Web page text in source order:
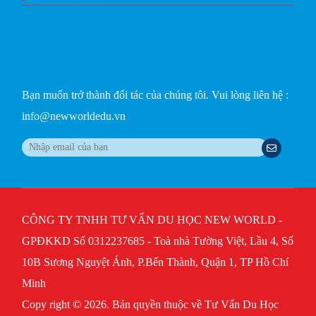
Bạn muốn trở thành đối tác của chúng tôi. Vui lòng liên hệ :
info@newworldedu.vn
CÔNG TY TNHH TƯ VẤN DU HỌC NEW WORLD -
GPĐKKD Số 0312237685 - Toà nhà Tường Việt, Lầu 4, Số
10B Sương Nguyệt Ánh, P.Bến Thành, Quận 1, TP Hồ Chí
Minh
Copy right © 2026. Bản quyền thuộc về Tư Vấn Du Học